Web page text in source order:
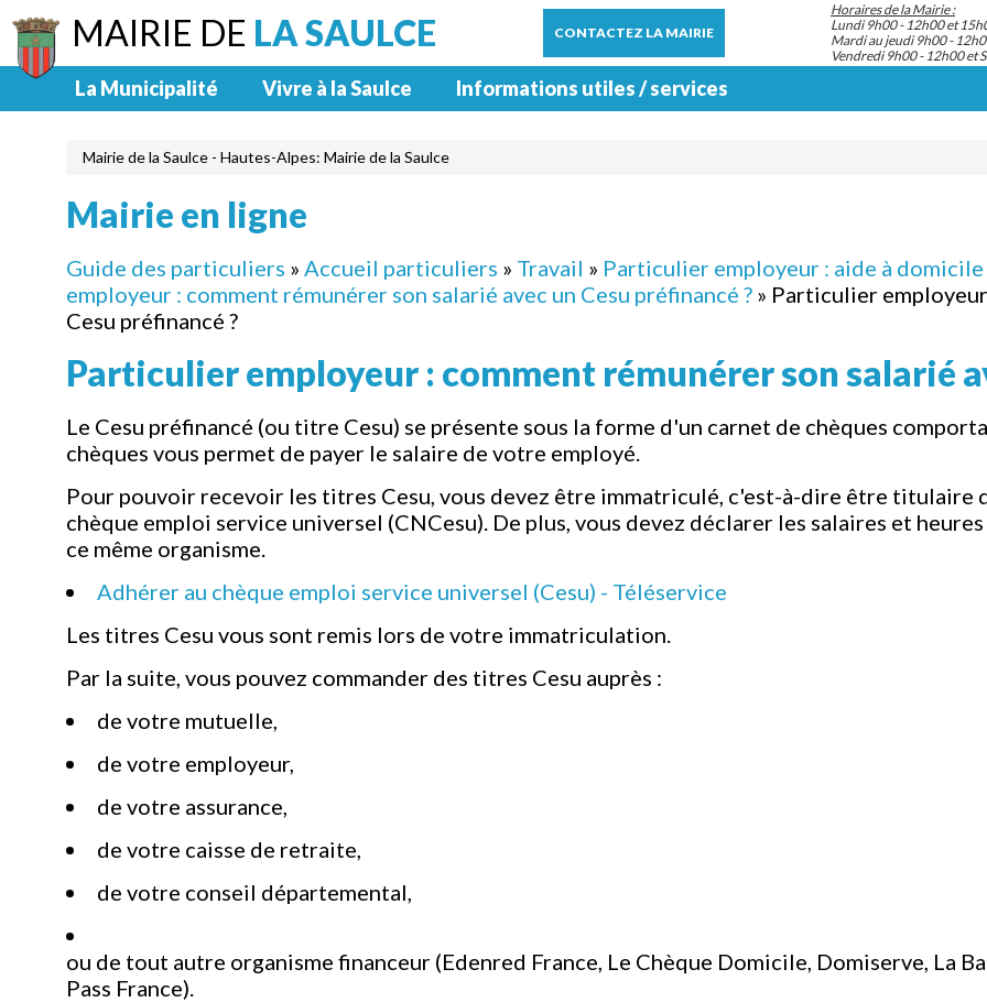
MAIRIE DE LA SAULCE CONTACTEZ LA MAIRIE
Horaires de la Mairie :
Lundi 9h00 - 12h00 et
Mardi au jeudi 9h00 -
Vendredi 9h00 - 12h00 et
La Municipalité Vivre à la Saulce Informations utiles / services
Mairie de la Saulce - Hautes-Alpes: Mairie de la Saulce
Mairie en ligne
Guide des particuliers » Accueil particuliers » Travail » Particulier employeur : aide à domicile
employeur : comment rémunérer son salarié avec un Cesu préfinancé ? » Particulier
Cesu préfinancé ?
Particulier employeur : comment rémunérer son salarié
Le Cesu préfinancé (ou titre Cesu) se présente sous la forme d'un carnet de chèques
chèques vous permet de payer le salaire de votre employé.
Pour pouvoir recevoir les titres Cesu, vous devez être immatriculé, c'est-à-dire être titulaire
chèque emploi service universel (CNCesu). De plus, vous devez déclarer les salaires et
ce même organisme.
Adhérer au chèque emploi service universel (Cesu) - Téléservice
Les titres Cesu vous sont remis lors de votre immatriculation.
Par la suite, vous pouvez commander des titres Cesu auprès :
de votre mutuelle,
de votre employeur,
de votre assurance,
de votre caisse de retraite,
de votre conseil départemental,
ou de tout autre organisme financeur (Edenred France, Le Chèque Domicile, Domiserve, La
Pass France).